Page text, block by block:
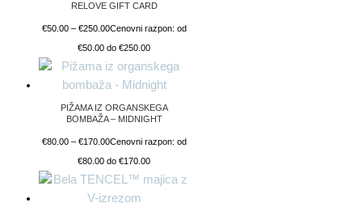
RELOVE GIFT CARD
€50.00 – €250.00Cenovni razpon: od
€50.00 do €250.00
PIŽAMA IZ ORGANSKEGA
BOMBAŽA – MIDNIGHT
€80.00 – €170.00Cenovni razpon: od
€80.00 do €170.00